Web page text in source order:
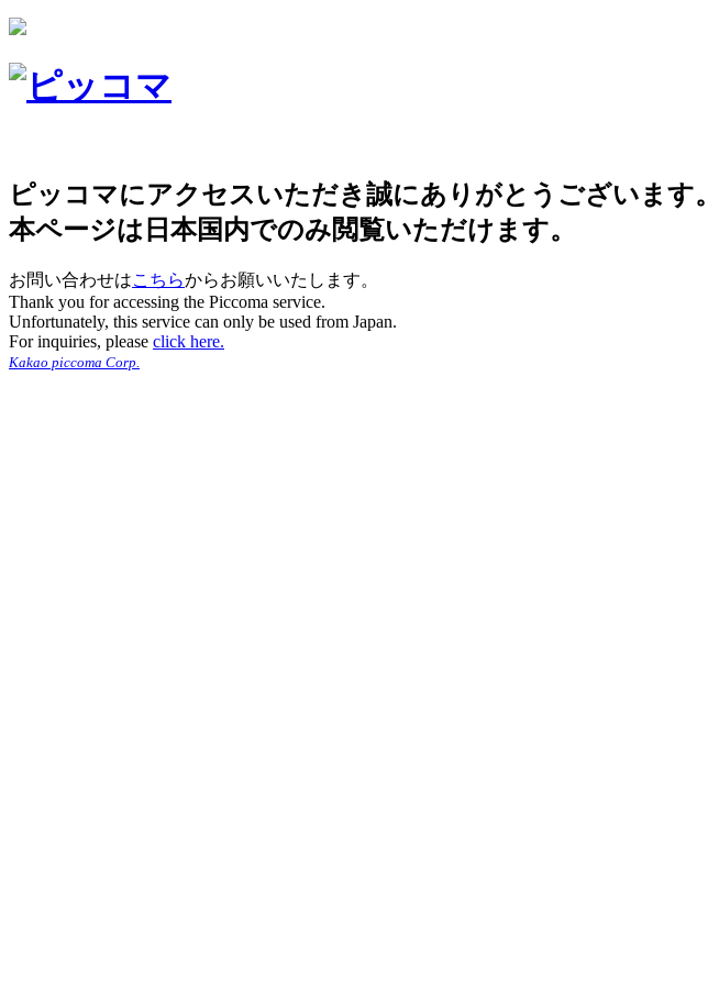
ピッコマにアクセスいただき誠にありがとうございます。
本ページは日本国内でのみ閲覧いただけます。
お問い合わせはこちらからお願いいたします。
Thank you for accessing the Piccoma service.
Unfortunately, this service can only be used from Japan.
For inquiries, please click here.
Kakao piccoma Corp.